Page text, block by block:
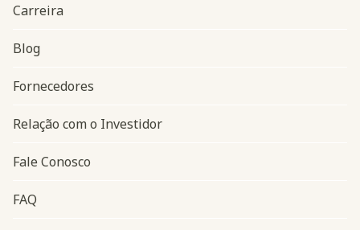
Navegação do rodapé
Carreira
Blog
Fornecedores
Relação com o Investidor
Fale Conosco
FAQ